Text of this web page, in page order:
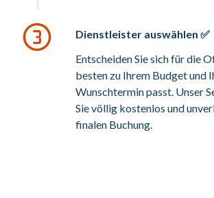
Dienstleister auswählen ✅
Entscheiden Sie sich für die
besten zu Ihrem Budget und
Wunschtermin passt. Unser
Sie völlig kostenlos und
finalen Buchung.